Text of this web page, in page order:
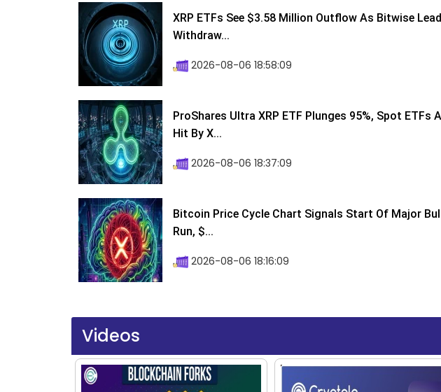
XRP ETFs See $3.58 Million Outflow As Bitwise
Withdraw...
2026-08-06 18:58:09
ProShares Ultra XRP ETF Plunges 95%, Spot ETFs
Hit By X...
2026-08-06 18:37:09
Bitcoin Price Cycle Chart Signals Start Of Major
Run, $...
2026-08-06 18:16:09
Videos